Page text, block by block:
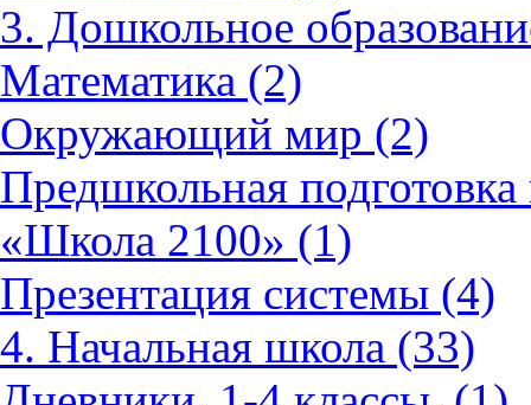
3. Дошкольное
Математика (2)
Окружающий мир (2)
Предшкольная
«Школа 2100» (1)
Презентация системы (4)
4. Начальная школа (33)